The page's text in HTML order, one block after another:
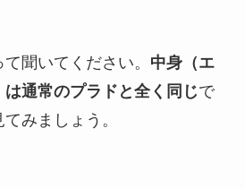
聞いてください。 中身（エ
通常のプラドと全く同じで
みましょう。